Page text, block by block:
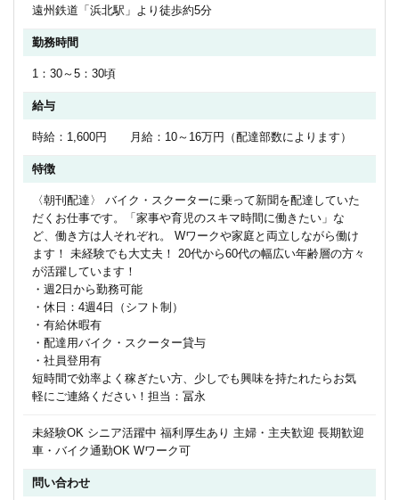
遠州鉄道「浜北駅」より徒歩約5分
勤務時間
1：30～5：30頃
給与
時給：1,600円 月給：10～16万円（配達部数によります）
特徴
〈朝刊配達〉 バイク・スクーターに乗って新聞を配達していた
だくお仕事です。「家事や育児のスキマ時間に働きたい」な
ど、働き方は人それぞれ。 Wワークや家庭と両立しながら働け
ます！ 未経験でも大丈夫！ 20代から60代の幅広い年齢層の方々
が活躍しています！
・週2日から勤務可能
・休日：4週4日（シフト制）
・有給休暇有
・配達用バイク・スクーター貸与
・社員登用有
短時間で効率よく稼ぎたい方、少しでも興味を持たれたらお気
軽にご連絡ください！担当：冨永
未経験OK シニア活躍中 福利厚生あり 主婦・主夫歓迎 長期歓迎
車・バイク通勤OK Wワーク可
問い合わせ